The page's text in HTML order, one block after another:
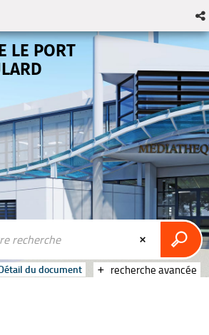
LE PORT
recherche avancée
du document